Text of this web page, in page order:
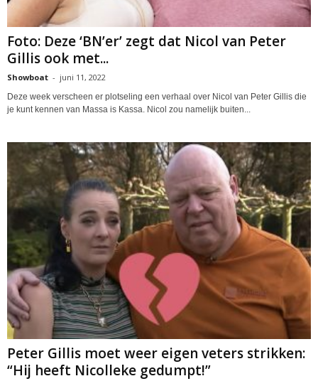
Foto: Deze ‘BN’er’ zegt dat Nicol van Peter
Gillis ook met...
Showboat - juni 11, 2022
Deze week verscheen er plotseling een verhaal over Nicol van Peter Gillis die
je kunt kennen van Massa is Kassa. Nicol zou namelijk buiten...
Peter Gillis moet weer eigen veters strikken:
“Hij heeft Nicolleke gedumpt!”